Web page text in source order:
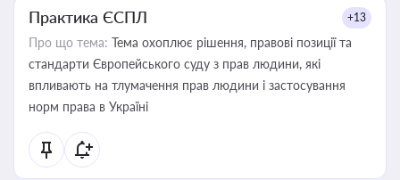
Практика ЄСПЛ +13
Про що тема: Тема охоплює рішення, правові позиції та
стандарти Європейського суду з прав людини, які
впливають на тлумачення прав людини і застосування
норм права в Україні